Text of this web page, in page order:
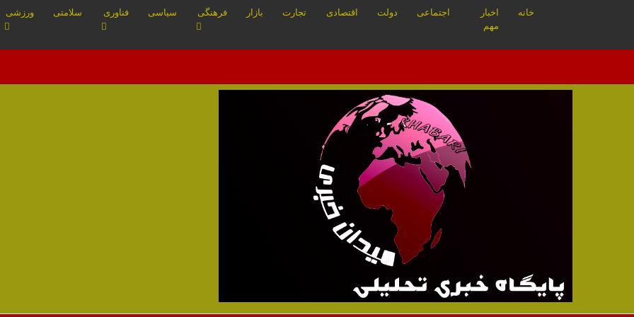
خانه
اخبار
مهم
اجتماعی دولت اقتصادی تجارت بازار فرهنگی سیاسی فناوری سلامتی ورزشی